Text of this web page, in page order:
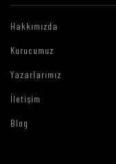
Hakkımızda
Kurucumuz
Yazarlarımız
İletişim
Blog